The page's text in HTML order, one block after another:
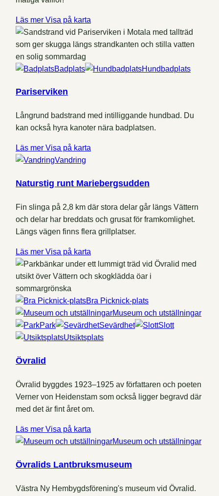
Läs mer Visa på karta
Badplats Hundbadplats
Pariserviken
Långrund badstrand med intilliggande hundbad. Du
kan också hyra kanoter nära badplatsen.
Läs mer Visa på karta
Vandring
Naturstig runt Mariebergsudden
Fin slinga på 2,8 km där stora delar går längs Vättern
och delar har breddats och grusat för framkomlighet.
Längs vägen finns flera grillplatser.
Läs mer Visa på karta
Bra Picknick-plats
Museum och utställningar
Park
Sevärdhet
Slott
Utsiktsplats
Övralid
Övralid byggdes 1923–1925 av författaren och poeten
Verner von Heidenstam som också ligger begravd där
med det är fint året om.
Läs mer Visa på karta
Museum och utställningar
Övralids Lantbruksmuseum
Västra Ny Hembygdsförening's museum vid Övralid.